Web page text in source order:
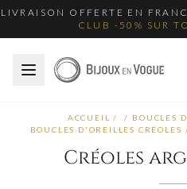
LIVRAISON OFFERTE EN
CLUB -50% SUR
ACCUEIL / / BOUCLES
BOUCLES D'OREILLES CRÉOLES
Créoles